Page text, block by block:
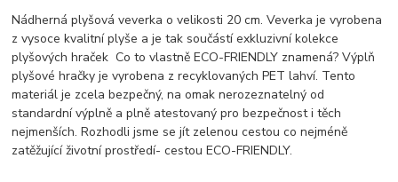
Nádherná plyšová veverka o velikosti 20 cm. Veverka je vyrobena
z vysoce kvalitní plyše a je tak součástí exkluzivní kolekce
plyšových hraček Co to vlastně ECO-FRIENDLY znamená? Výplň
plyšové hračky je vyrobena z recyklovaných PET lahví. Tento
materiál je zcela bezpečný, na omak nerozeznatelný od
standardní výplně a plně atestovaný pro bezpečnost i těch
nejmenších. Rozhodli jsme se jít zelenou cestou co nejméně
zatěžující životní prostředí- cestou ECO-FRIENDLY.